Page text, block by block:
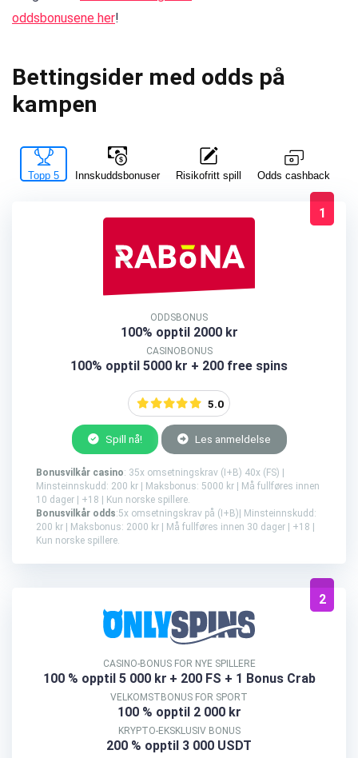
oddsbonusene her!
Bettingsider med odds på
kampen
Topp 5 Innskuddsbonuser Risikofritt spill Odds cashback
1
ODDSBONUS
100% opptil 2000 kr
CASINOBONUS
100% opptil 5000 kr + 200 free spins
5.0
Spill nå! Les anmeldelse
Bonusvilkår casino: 35x omsetningskrav (I+B) 40x (FS) |
Minsteinnskudd: 200 kr | Maksbonus: 5000 kr | Må fullføres innen
10 dager | +18 | Kun norske spillere.
Bonusvilkår odds:5x omsetningskrav på (I+B)| Minsteinnskudd:
200 kr | Maksbonus: 2000 kr | Må fullføres innen 30 dager | +18 |
Kun norske spillere.
2
CASINO-BONUS FOR NYE SPILLERE
100 % opptil 5 000 kr + 200 FS + 1 Bonus Crab
VELKOMSTBONUS FOR SPORT
100 % opptil 2 000 kr
KRYPTO-EKSKLUSIV BONUS
200 % opptil 3 000 USDT